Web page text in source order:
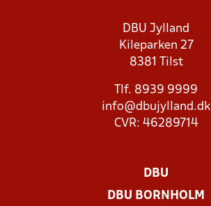
DBU Jylland
Kileparken 27
8381 Tilst
Tlf. 8939 9999
info@dbujylland.dk
CVR: 46289714
DBU
DBU BORNHOLM